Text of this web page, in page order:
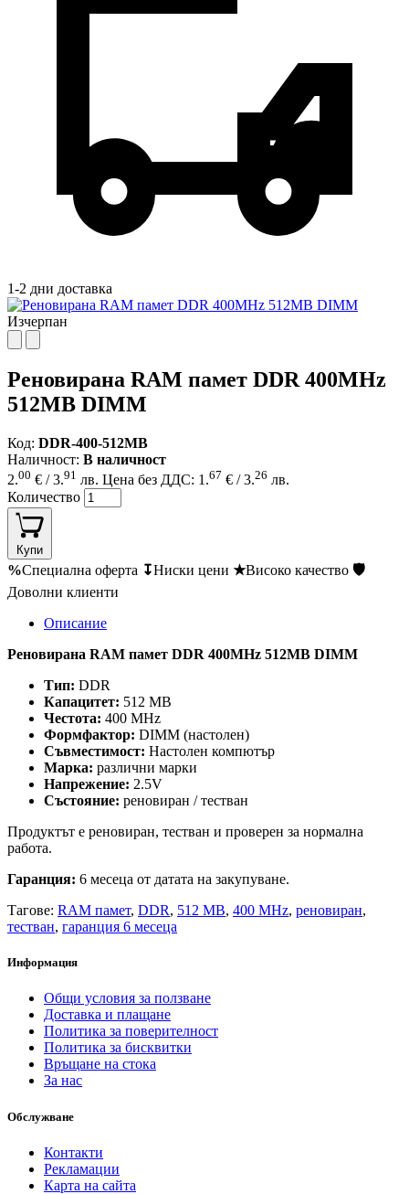
1-2 дни доставка
Изчерпан
Реновирана RAM памет DDR 400MHz
512MB DIMM
Код: DDR-400-512MB
Наличност: В наличност
2.00 € / 3.91 лв. Цена без ДДС: 1.67 € / 3.26 лв.
Количество
Купи
%Специална оферта ↧Ниски цени ★Високо качество 🛡
Доволни клиенти
Описание
Реновирана RAM памет DDR 400MHz 512MB DIMM
Тип: DDR
Капацитет: 512 MB
Честота: 400 MHz
Формфактор: DIMM (настолен)
Съвместимост: Настолен компютър
Марка: различни марки
Напрежение: 2.5V
Състояние: реновиран / тестван
Продуктът е реновиран, тестван и проверен за нормална
работа.
Гаранция: 6 месеца от датата на закупуване.
Тагове: RAM памет, DDR, 512 MB, 400 MHz, реновиран,
тестван, гаранция 6 месеца
Информация
Общи условия за ползване
Доставка и плащане
Политика за поверителност
Политика за бисквитки
Връщане на стока
За нас
Обслужване
Контакти
Рекламации
Карта на сайта